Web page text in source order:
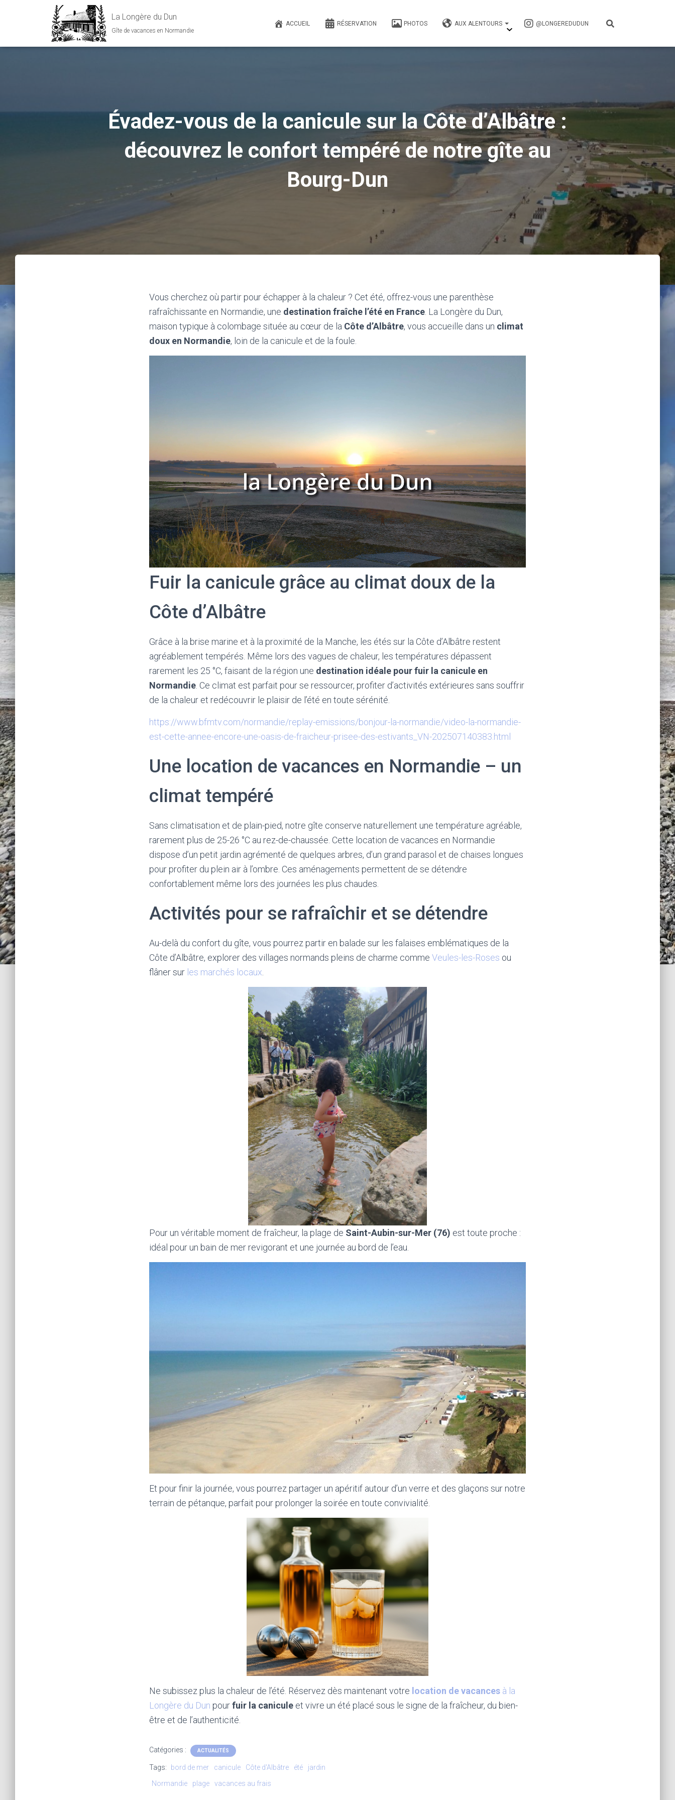
La Longère du Dun
Gîte de vacances en Normandie
ACCUEIL RÉSERVATION PHOTOS AUX ALENTOURS @LONGEREDUDUN
Évadez-vous de la canicule sur la Côte d’Albâtre :
découvrez le confort tempéré de notre gîte au
Bourg-Dun
Vous cherchez où partir pour échapper à la chaleur ? Cet été, offrez-vous une parenthèse
rafraîchissante en Normandie, une destination fraîche l’été en France . La Longère du Dun,
maison typique à colombage située au cœur de la Côte d’Albâtre, vous accueille dans un climat
doux en Normandie, loin de la canicule et de la foule.
Fuir la canicule grâce au climat doux de la
Côte d’Albâtre
Grâce à la brise marine et à la proximité de la Manche, les étés sur la Côte d’Albâtre restent
agréablement tempérés. Même lors des vagues de chaleur, les températures dépassent
rarement les 25 °C, faisant de la région une destination idéale pour fuir la canicule en
Normandie . Ce climat est parfait pour se ressourcer, profiter d’activités extérieures sans souffrir
de la chaleur et redécouvrir le plaisir de l’été en toute sérénité.
https://www.bfmtv.com/normandie/replay-emissions/bonjour-la-normandie/video-la-normandie-
est-cette-annee-encore-une-oasis-de-fraicheur-prisee-des-estivants_VN-202507140383.html
Une location de vacances en Normandie – un
climat tempéré
Sans climatisation et de plain-pied, notre gîte conserve naturellement une température agréable,
rarement plus de 25-26 °C au rez-de-chaussée. Cette location de vacances en Normandie
dispose d’un petit jardin agrémenté de quelques arbres, d’un grand parasol et de chaises longues
pour profiter du plein air à l’ombre. Ces aménagements permettent de se détendre
confortablement même lors des journées les plus chaudes.
Activités pour se rafraîchir et se détendre
Au-delà du confort du gîte, vous pourrez partir en balade sur les falaises emblématiques de la
Côte d’Albâtre, explorer des villages normands pleins de charme comme Veules-les-Roses ou
flâner sur les marchés locaux
Pour un véritable moment de fraîcheur, la plage de Saint-Aubin-sur-Mer (76) est toute proche :
idéal pour un bain de mer revigorant et une journée au bord de l’eau.
Et pour finir la journée, vous pourrez partager un apéritif autour d’un verre et des glaçons sur notre
terrain de pétanque, parfait pour prolonger la soirée en toute convivialité.
Ne subissez plus la chaleur de l’été. Réservez dès maintenant votre location de vacances à la
Longère du Dun pourfuir la canicule et vivre un été placé sous le signe de la fraîcheur, du bien-
être et de l’authenticité.
Catégories : ACTUALITÉS
Tags: bord de mer canicule Côte d'Albâtre été
jardin
Normandie
plage vacances au frais